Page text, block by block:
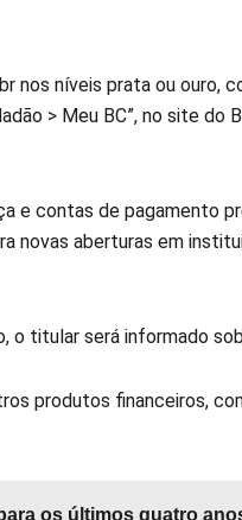
nos níveis prata ou ouro,
> Meu BC”, no site
e contas de pagamento
novas aberturas em
titular será informado
produtos financeiros,
os últimos quatro